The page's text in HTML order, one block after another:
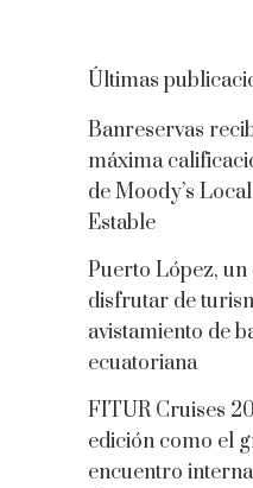
Últimas
Banreservas
máxima
de Moody’s
Estable
Puerto López,
disfrutar de
avistamiento de
ecuatoriana
FITUR Cruises
edición como el
encuentro